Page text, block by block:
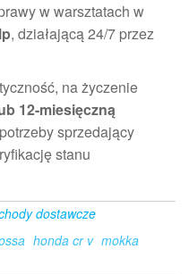
w warsztatach w
, działającą 24/7 przez
na życzenie
12-miesięczną
sprzedający
stanu
dostawcze
honda cr v mokka